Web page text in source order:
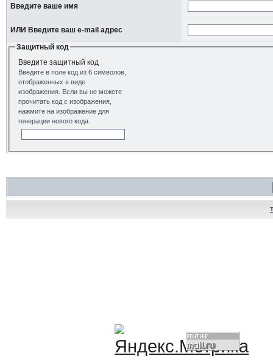
Введите ваше имя
ИЛИ Введите ваш e-mail адрес
Защитный код
Введите защитный код
Введите в поле код из 6 символов,
отображенных в виде
изображения. Если вы не можете
прочитать код с изображения,
нажмите на изображение для
генерации нового кода.